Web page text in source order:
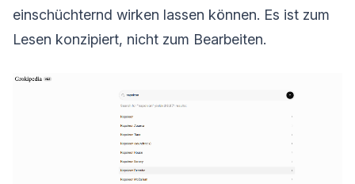
einschüchternd wirken lassen können. Es ist zum
Lesen konzipiert, nicht zum Bearbeiten.